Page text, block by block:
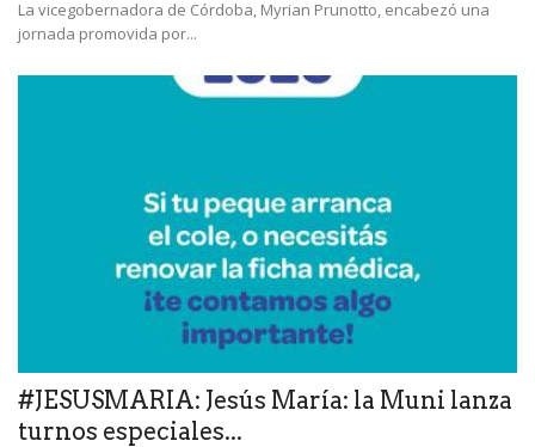
La vicegobernadora de Córdoba, Myrian Prunotto, encabezó una
jornada promovida por...
#JESUSMARIA: Jesús María: la Muni lanza
turnos especiales...